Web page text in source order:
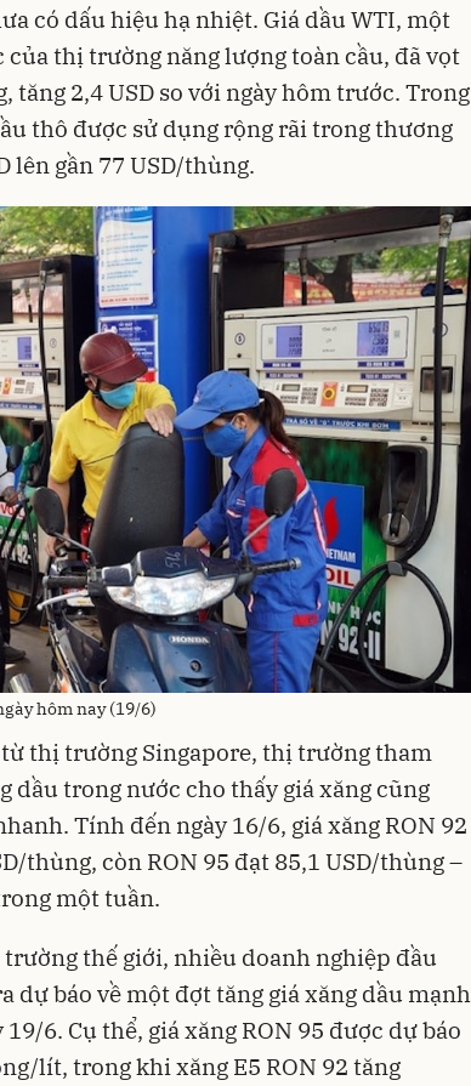
có dấu hiệu hạ nhiệt. Giá dầu WTI, một
thị trường năng lượng toàn cầu, đã vọt
tăng 2,4 USD so với ngày hôm trước. Trong
thô được sử dụng rộng rãi trong thương
lên gần 77 USD/thùng.
hôm nay (19/6)
thị trường Singapore, thị trường tham
dầu trong nước cho thấy giá xăng cũng
Tính đến ngày 16/6, giá xăng RON 92
thùng, còn RON 95 đạt 85,1 USD/thùng –
một tuần.
thế giới, nhiều doanh nghiệp đầu
dự báo về một đợt tăng giá xăng dầu mạnh
6. Cụ thể, giá xăng RON 95 được dự báo
lít, trong khi xăng E5 RON 92 tăng